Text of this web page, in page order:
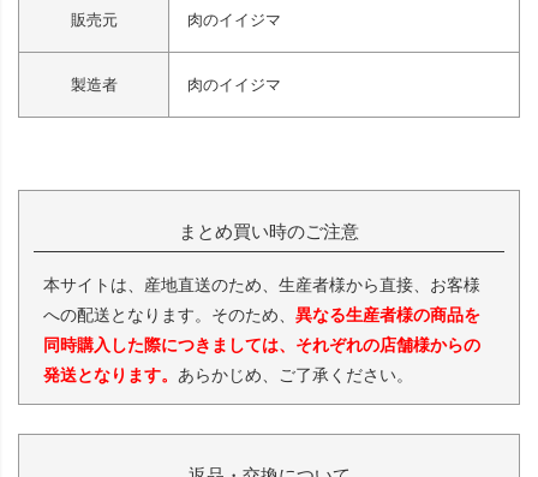
販売元 肉のイイジマ
製造者 肉のイイジマ
まとめ買い時のご注意
本サイトは、産地直送のため、生産者様から直接、お客様
への配送となります。そのため、 異なる生産者様の商品を
同時購入した際につきましては、それぞれの店舗様からの
発送となります。 あらかじめ、ご了承ください。